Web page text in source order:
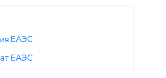
ЕАЭС
ЕАЭС